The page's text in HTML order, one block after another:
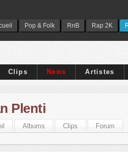
Pop & Folk RnB Rap 2K
Clips News Artistes
Plenti
Albums Clips Forum